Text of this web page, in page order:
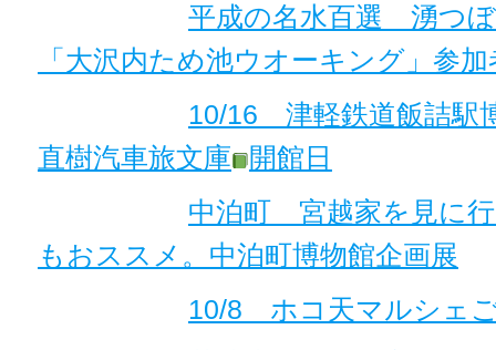
平成の名水百選 湧つ
「大沢内ため池ウオーキング」参
10/16 津軽鉄道飯詰駅
直樹汽車旅文庫
開館日
中泊町 宮越家を見に
もおススメ。中泊町博物館企画展
10/8 ホコ天マルシェ